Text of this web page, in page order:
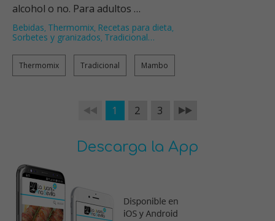
alcohol o no. Para adultos …
Bebidas, Thermomix, Recetas para dieta,
Sorbetes y granizados, Tradicional…
Thermomix Tradicional Mambo
1 2 3
Descarga la App